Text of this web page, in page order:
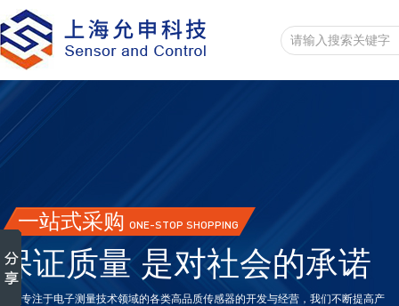
一站式采购 ONE-STOP SHOPPING
保证质量 是对社会的承诺
一直专注于电子测量技术领域的各类高品质传感器的开发与经营，我们不断提高产